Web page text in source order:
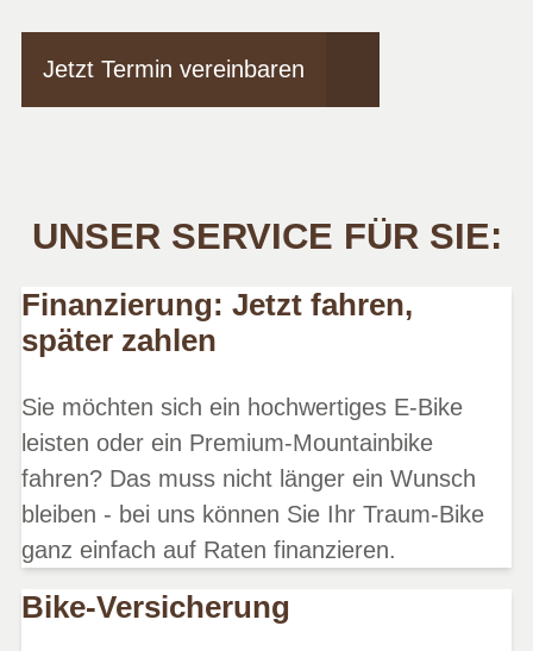
Jetzt Termin vereinbaren
UNSER SERVICE FÜR SIE:
Finanzierung: Jetzt fahren,
später zahlen
Sie möchten sich ein hochwertiges E-Bike
leisten oder ein Premium-Mountainbike
fahren? Das muss nicht länger ein Wunsch
bleiben - bei uns können Sie Ihr Traum-Bike
ganz einfach auf Raten finanzieren.
Bike-Versicherung